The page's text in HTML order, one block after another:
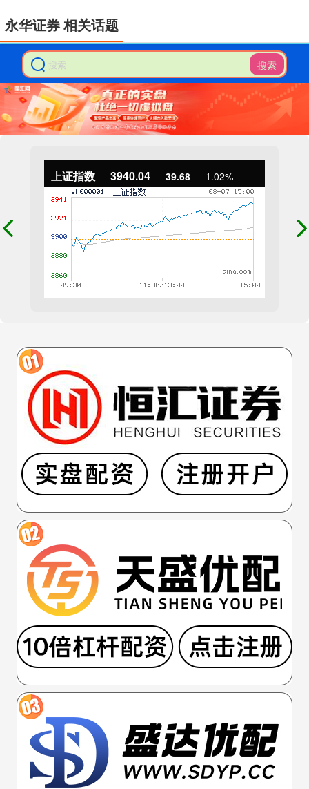
搜索
上证指数 3940.04 39.68 1.02%
永华证券 相关话题